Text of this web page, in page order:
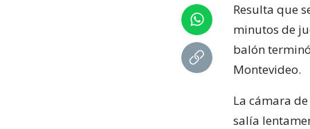
Resulta que
minutos de
balón
Montevideo.
La cámara
salía